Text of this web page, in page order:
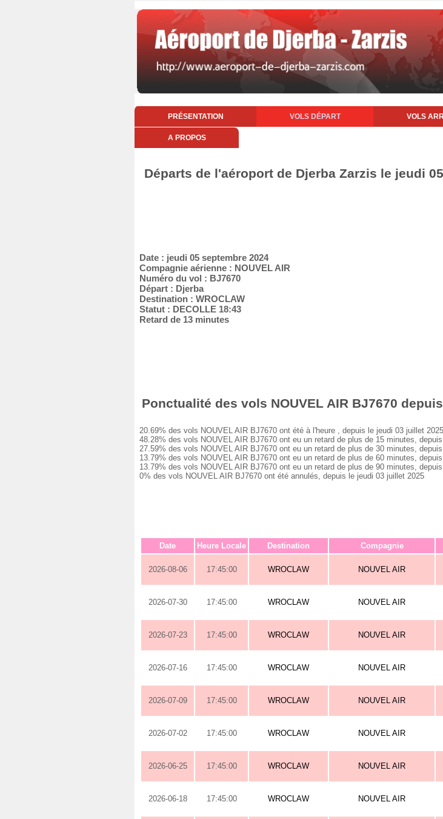
PRÉSENTATION VOLS DÉPART VOLS
A PROPOS
Départs de l'aéroport de Djerba Zarzis le jeudi
Date : jeudi 05 septembre 2024
Compagnie aérienne : NOUVEL AIR
Numéro du vol : BJ7670
Départ : Djerba
Destination : WROCLAW
Statut : DECOLLE 18:43
Retard de 13 minutes
Ponctualité des vols NOUVEL AIR BJ7670
20.69% des vols NOUVEL AIR BJ7670 ont été à l'heure , depuis le jeudi 03 juillet 2025
48.28% des vols NOUVEL AIR BJ7670 ont eu un retard de plus de 15 minutes,
27.59% des vols NOUVEL AIR BJ7670 ont eu un retard de plus de 30 minutes,
13.79% des vols NOUVEL AIR BJ7670 ont eu un retard de plus de 60 minutes,
13.79% des vols NOUVEL AIR BJ7670 ont eu un retard de plus de 90 minutes,
0% des vols NOUVEL AIR BJ7670 ont été annulés, depuis le jeudi 03 juillet 2025
Date Heure Locale Destination Compagnie
2026-08-06 17:45:00 WROCLAW NOUVEL AIR
2026-07-30 17:45:00 WROCLAW NOUVEL AIR
2026-07-23 17:45:00 WROCLAW NOUVEL AIR
2026-07-16 17:45:00 WROCLAW NOUVEL AIR
2026-07-09 17:45:00 WROCLAW NOUVEL AIR
2026-07-02 17:45:00 WROCLAW NOUVEL AIR
2026-06-25 17:45:00 WROCLAW NOUVEL AIR
2026-06-18 17:45:00 WROCLAW NOUVEL AIR